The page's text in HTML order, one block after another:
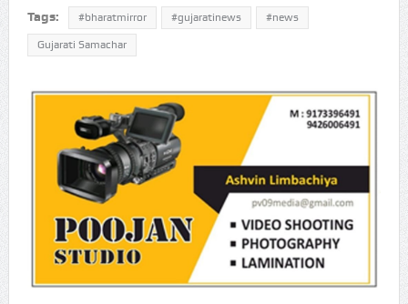
Tags: #bharatmirror #gujaratinews #news
Gujarati Samachar